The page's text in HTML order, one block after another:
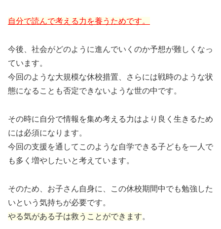
自分で読んで考える力を養うためです。
今後、社会がどのように進んでいくのか予想が難しくなっ
ています。
今回のような大規模な休校措置、さらには戦時のような状
態になることも否定できないような世の中です。
その時に自分で情報を集め考える力はより良く生きるため
には必須になります。
今回の支援を通してこのような自学できる子どもを一人で
も多く増やしたいと考えています。
そのため、お子さん自身に、この休校期間中でも勉強した
いという気持ちが必要です。
やる気がある子は救うことができます。